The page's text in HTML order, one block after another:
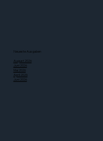
Neueste Ausgaben
August 2026
Juni 2026
Mai 2026
April 2026
Juni 2026